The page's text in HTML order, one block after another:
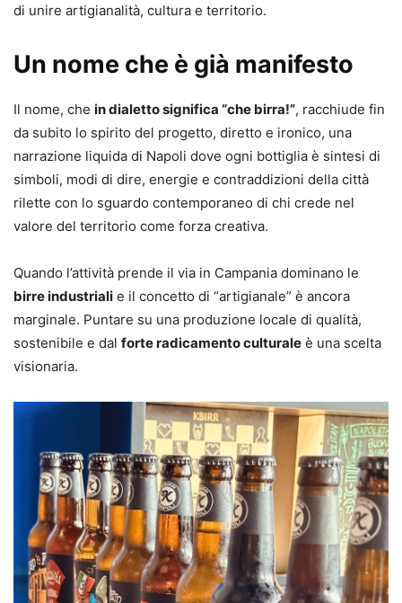
di unire artigianalità, cultura e territorio.
Un nome che è già manifesto
Il nome, che in dialetto significa “che birra!”, racchiude fin
da subito lo spirito del progetto, diretto e ironico, una
narrazione liquida di Napoli dove ogni bottiglia è sintesi di
simboli, modi di dire, energie e contraddizioni della città
rilette con lo sguardo contemporaneo di chi crede nel
valore del territorio come forza creativa.
Quando l’attività prende il via in Campania dominano le
birre industriali e il concetto di “artigianale” è ancora
marginale. Puntare su una produzione locale di qualità,
sostenibile e dal forte radicamento culturale è una scelta
visionaria.